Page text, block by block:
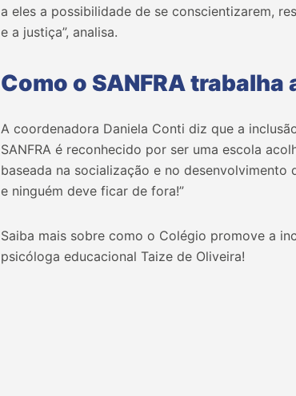
a eles a possibilidade de se conscientizarem,
e a justiça”, analisa.
Como o SANFRA
A coordenadora Daniela Conti diz que a
SANFRA é reconhecido por ser uma escola
baseada na socialização e no
e ninguém deve ficar de fora!”
Saiba mais sobre como o Colégio promove a
psicóloga educacional Taize de Oliveira!